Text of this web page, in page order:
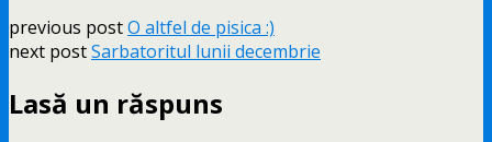
previous postO altfel de pisica :)
next postSarbatoritul lunii decembrie
Lasă un răspuns